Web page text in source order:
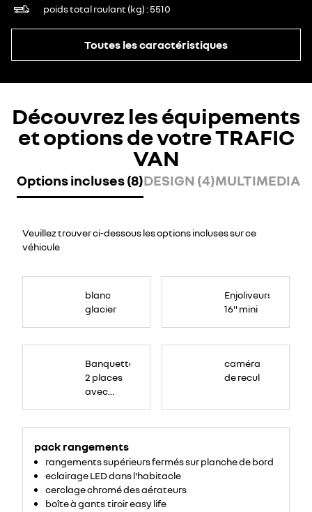
poids total roulant (kg) 5510
Toutes les caractéristiques
Découvrez les équipements
et options de votre TRAFIC
VAN
Options incluses (8)DESIGN (4)MULTIMEDIA
Veuillez trouver ci-dessous les options incluses sur ce
véhicule
blanc
glacier
Enjoliveurs
16" mini
rangement
ordinateur
écritoire,
rangement
litres
sous
assise.
Banquette
2 places
avec
tablette
écritoire
et assise
relevable
pack rangements
rangements supérieurs fermés sur planche de bord
eclairage LED dans l'habitacle
cerclage chromé des aérateurs
boîte à gants tiroir easy life
caméra
de recul